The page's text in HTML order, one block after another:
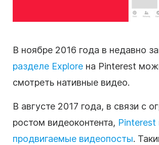
В ноябре 2016 года в недавно
разделе Explore на Pinterest
смотреть нативные видео.
В августе 2017 года, в связи с
ростом видеоконтента, Pinterest
продвигаемые видеопосты.